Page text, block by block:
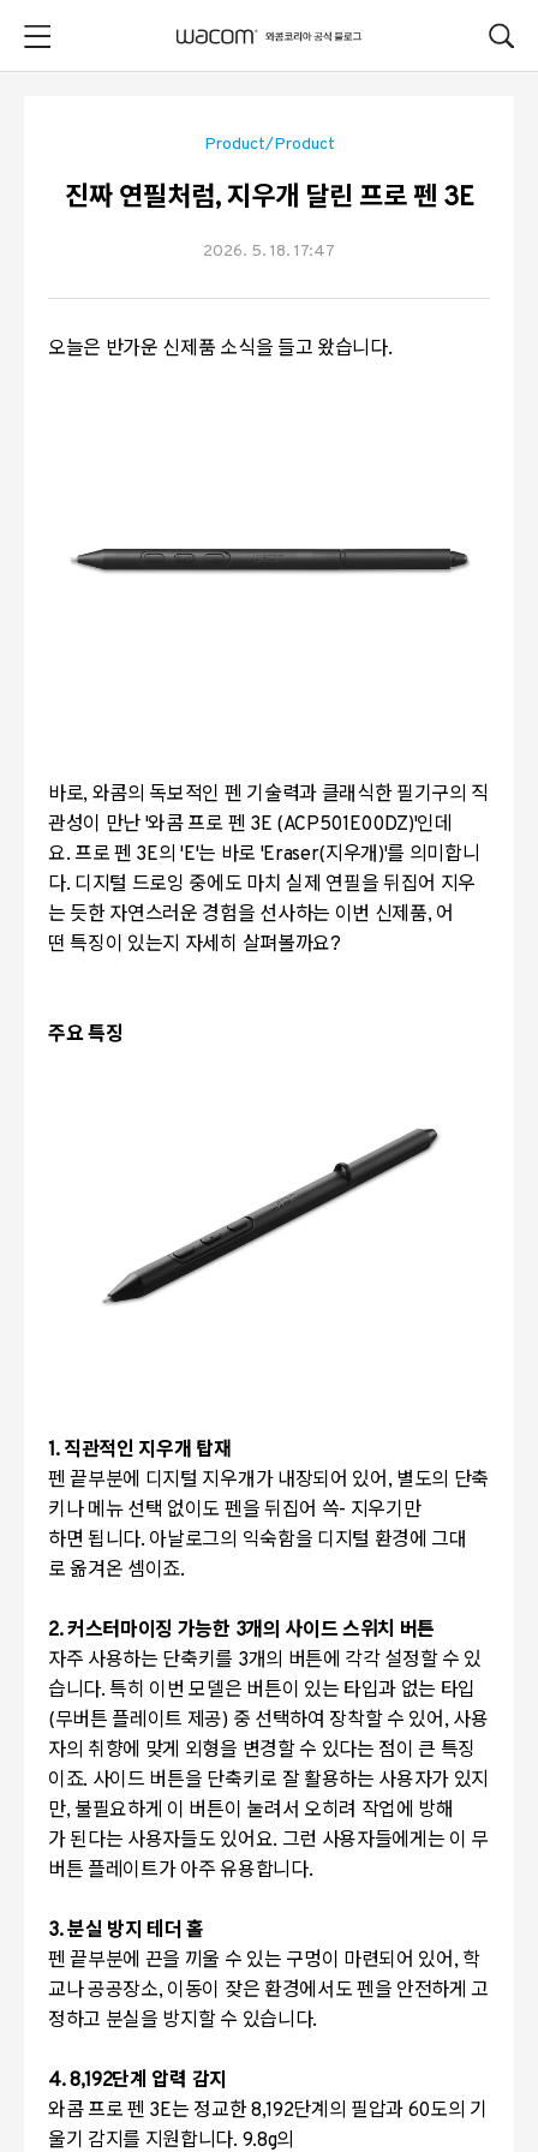
Product/Product
진짜 연필처럼, 지우개 달린 프로 펜 3E
2026. 5. 18. 17:47
오늘은 반가운 신제품 소식을 들고 왔습니다.
바로, 와콤의 독보적인 펜 기술력과 클래식한 필기구의 직
관성이 만난 '와콤 프로 펜 3E (ACP501E00DZ)'인데
요. 프로 펜 3E의 'E'는 바로 'Eraser(지우개)'를 의미합니
다. 디지털 드로잉 중에도 마치 실제 연필을 뒤집어 지우
는 듯한 자연스러운 경험을 선사하는 이번 신제품, 어
떤 특징이 있는지 자세히 살펴볼까요?
주요 특징
1. 직관적인 지우개 탑재
펜 끝부분에 디지털 지우개가 내장되어 있어, 별도의 단축
키나 메뉴 선택 없이도 펜을 뒤집어 쓱- 지우기만
하면 됩니다. 아날로그의 익숙함을 디지털 환경에 그대
로 옮겨온 셈이죠.
2. 커스터마이징 가능한 3개의 사이드 스위치 버튼
자주 사용하는 단축키를 3개의 버튼에 각각 설정할 수 있
습니다. 특히 이번 모델은 버튼이 있는 타입과 없는 타입
(무버튼 플레이트 제공) 중 선택하여 장착할 수 있어, 사용
자의 취향에 맞게 외형을 변경할 수 있다는 점이 큰 특징
이죠. 사이드 버튼을 단축키로 잘 활용하는 사용자가 있지
만, 불필요하게 이 버튼이 눌려서 오히려 작업에 방해
가 된다는 사용자들도 있어요. 그런 사용자들에게는 이 무
버튼 플레이트가 아주 유용합니다.
3. 분실 방지 테더 홀
펜 끝부분에 끈을 끼울 수 있는 구멍이 마련되어 있어, 학
교나 공공장소, 이동이 잦은 환경에서도 펜을 안전하게 고
정하고 분실을 방지할 수 있습니다.
4. 8,192단계 압력 감지
와콤 프로 펜 3E는 정교한 8,192단계의 필압과 60도의 기
울기 감지를 지원합니다. 9.8g의